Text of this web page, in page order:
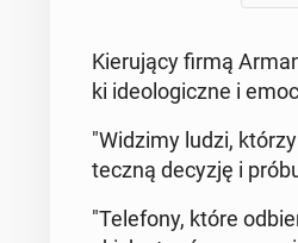
Kie­ru­ją­cy firmą
ki ide­olo­gicz­ne i
"Widzimy ludzi,
tecz­ną decyzję i
"Te­le­fo­ny, które